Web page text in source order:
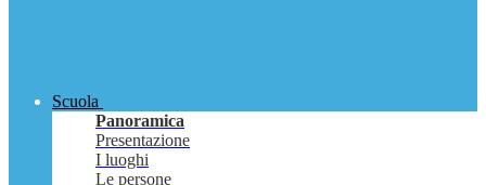
Scuola
Panoramica
Presentazione
I luoghi
Le persone